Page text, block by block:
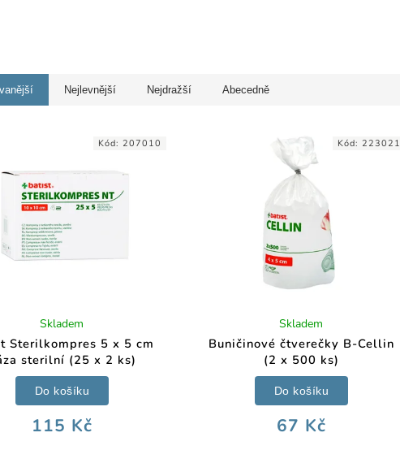
Nejlevnější Nejdražší Abecedně
Sterilkompres 5 x 5 cm
sterilní (25 x 2 ks)
Skladem
115 Kč
Do košíku
Kód:207010
Buničinové čtverečky B-Cellin
(2 x 500 ks)
Skladem
67 Kč
Do košíku
Kód:223021